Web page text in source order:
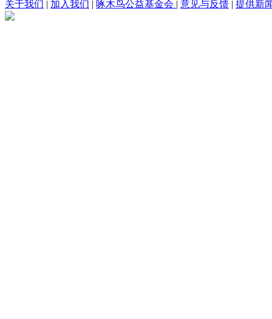
关于我们 | 加入我们 | 啄木鸟公益基金会 | 意见与反馈 | 提供新